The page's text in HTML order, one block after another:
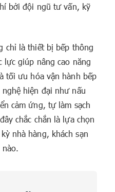
bởi đội ngũ tư vấn, kỹ
chỉ là thiết bị bếp thông
lực giúp nâng cao năng
tối ưu hóa vận hành bếp
hiện đại như nấu
cảm ứng, tự làm sạch
chắc chắn là lựa chọn
nhà hàng, khách sạn